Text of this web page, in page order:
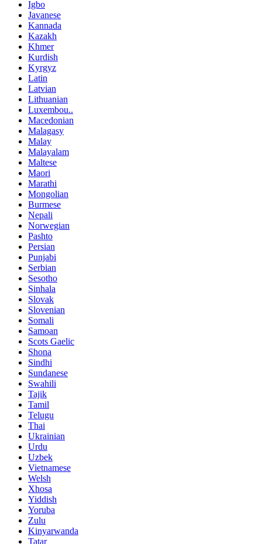
Igbo
Javanese
Kannada
Kazakh
Khmer
Kurdish
Kyrgyz
Latin
Latvian
Lithuanian
Luxembou..
Macedonian
Malagasy
Malay
Malayalam
Maltese
Maori
Marathi
Mongolian
Burmese
Nepali
Norwegian
Pashto
Persian
Punjabi
Serbian
Sesotho
Sinhala
Slovak
Slovenian
Somali
Samoan
Scots Gaelic
Shona
Sindhi
Sundanese
Swahili
Tajik
Tamil
Telugu
Thai
Ukrainian
Urdu
Uzbek
Vietnamese
Welsh
Xhosa
Yiddish
Yoruba
Zulu
Kinyarwanda
Tatar